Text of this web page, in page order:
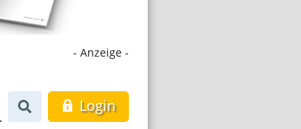
- Anzeige -
Login